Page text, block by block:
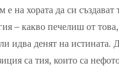
на хората да си
– какво печелиш от
идва денят на истината.
са тия, които са